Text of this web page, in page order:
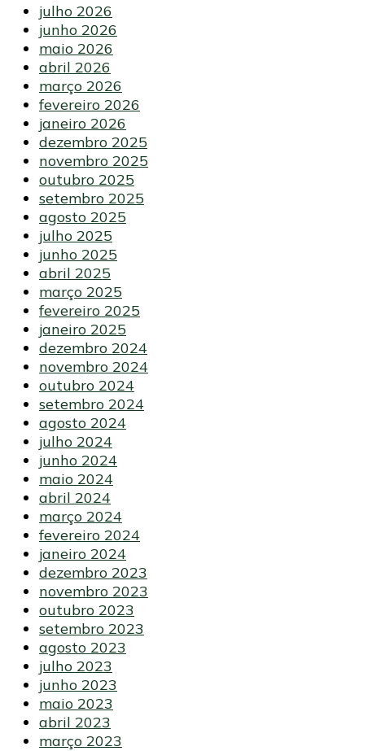
julho 2026
junho 2026
maio 2026
abril 2026
março 2026
fevereiro 2026
janeiro 2026
dezembro 2025
novembro 2025
outubro 2025
setembro 2025
agosto 2025
julho 2025
junho 2025
abril 2025
março 2025
fevereiro 2025
janeiro 2025
dezembro 2024
novembro 2024
outubro 2024
setembro 2024
agosto 2024
julho 2024
junho 2024
maio 2024
abril 2024
março 2024
fevereiro 2024
janeiro 2024
dezembro 2023
novembro 2023
outubro 2023
setembro 2023
agosto 2023
julho 2023
junho 2023
maio 2023
abril 2023
março 2023